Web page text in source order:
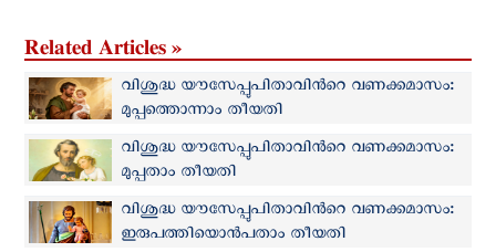
Related Articles »
വിശുദ്ധ യൗസേപ്പുപിതാവിന്‍റെ വണക്കമാസം:
മുപ്പത്തൊന്നാം തീയതി
വിശുദ്ധ യൗസേപ്പുപിതാവിന്‍റെ വണക്കമാസം:
മുപ്പതാം തീയതി
വിശുദ്ധ യൗസേപ്പുപിതാവിന്‍റെ വണക്കമാസം:
ഇരുപത്തിയൊന്‍പതാം തീയതി